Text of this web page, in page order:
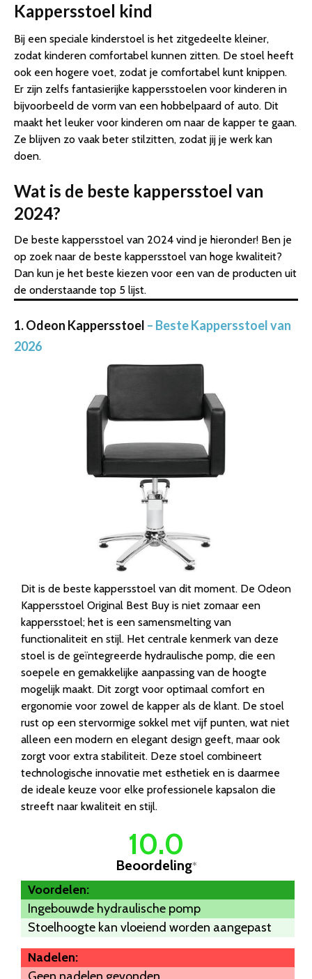
Kappersstoel kind
Bij een speciale kinderstoel is het zitgedeelte kleiner,
zodat kinderen comfortabel kunnen zitten. De stoel heeft
ook een hogere voet, zodat je comfortabel kunt knippen.
Er zijn zelfs fantasierijke kappersstoelen voor kinderen in
bijvoorbeeld de vorm van een hobbelpaard of auto. Dit
maakt het leuker voor kinderen om naar de kapper te gaan.
Ze blijven zo vaak beter stilzitten, zodat jij je werk kan
doen.
Wat is de beste kappersstoel van
2024?
De beste kappersstoel van 2024 vind je hieronder! Ben je
op zoek naar de beste kappersstoel van hoge kwaliteit?
Dan kun je het beste kiezen voor een van de producten uit
de onderstaande top 5 lijst.
1. Odeon Kappersstoel – Beste Kappersstoel van
2026
Dit is de beste kappersstoel van dit moment. De Odeon
Kappersstoel Original Best Buy is niet zomaar een
kappersstoel; het is een samensmelting van
functionaliteit en stijl. Het centrale kenmerk van deze
stoel is de geïntegreerde hydraulische pomp, die een
soepele en gemakkelijke aanpassing van de hoogte
mogelijk maakt. Dit zorgt voor optimaal comfort en
ergonomie voor zowel de kapper als de klant. De stoel
rust op een stervormige sokkel met vijf punten, wat niet
alleen een modern en elegant design geeft, maar ook
zorgt voor extra stabiliteit. Deze stoel combineert
technologische innovatie met esthetiek en is daarmee
de ideale keuze voor elke professionele kapsalon die
streeft naar kwaliteit en stijl.
10.0
Beoordeling*
Voordelen:
Ingebouwde hydraulische pomp
Stoelhoogte kan vloeiend worden aangepast
Nadelen: